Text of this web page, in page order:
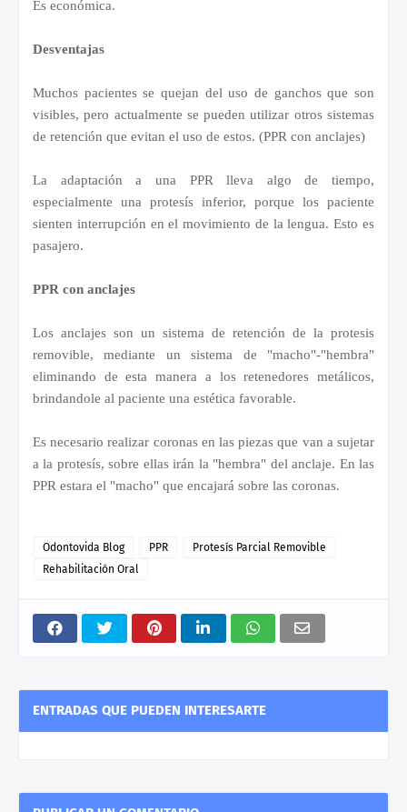
Es económica.
Desventajas
Muchos pacientes se quejan del uso de ganchos que son
visibles, pero actualmente se pueden utilizar otros sistemas
de retención que evitan el uso de estos. (PPR con anclajes)
La adaptación a una PPR lleva algo de tiempo,
especialmente una protesís inferior, porque los paciente
sienten interrupción en el movimiento de la lengua. Esto es
pasajero.
PPR con anclajes
Los anclajes son un sistema de retención de la protesis
removible, mediante un sistema de "macho"-"hembra"
eliminando de esta manera a los retenedores metálicos,
brindandole al paciente una estética favorable.
Es necesario realizar coronas en las piezas que van a sujetar
a la protesís, sobre ellas irán la "hembra" del anclaje. En las
PPR estara el "macho" que encajará sobre las coronas.
Odontovida Blog PPR
Protesís Parcial Removible
Rehabilitación Oral
ENTRADAS QUE PUEDEN INTERESARTE